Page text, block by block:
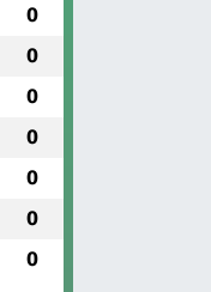
0
0
0
0
0
0
0